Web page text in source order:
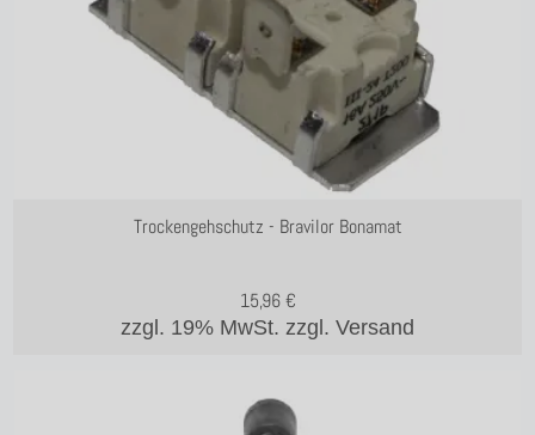
Trockengehschutz - Bravilor Bonamat
zzgl. 19% MwSt. zzgl. Versand
15,96€